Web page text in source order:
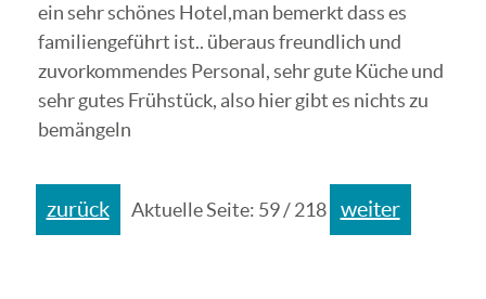
ein sehr schönes Hotel,man bemerkt dass es
familiengeführt ist.. überaus freundlich und
zuvorkommendes Personal, sehr gute Küche und
sehr gutes Frühstück, also hier gibt es nichts zu
bemängeln
zurück Aktuelle Seite: 59 / 218 weiter